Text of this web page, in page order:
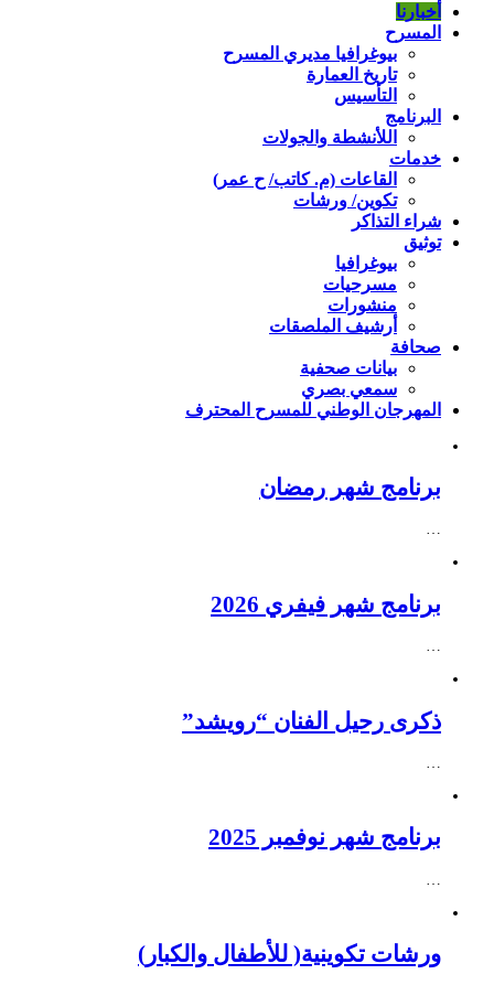
أخبارنا
المسرح
بيوغرافيا مديري المسرح
تاريخ العمارة
التأسيس
البرنامج
اللأنشطة والجولات
خدمات
القاعات (م. كاتب/ ح عمر)
تكوين/ ورشات
شراء التذاكر
توثيق
بيوغرافيا
مسرحيات
منشورات
أرشيف الملصقات
صحافة
بيانات صحفية
سمعي بصري
المهرجان الوطني للمسرح المحترف
برنامج شهر رمضان
…
برنامج شهر فيفري 2026
…
ذكرى رحيل الفنان “رويشد”
…
برنامج شهر نوفمبر 2025
ورشات تكوينية( للأطفال والكبار)